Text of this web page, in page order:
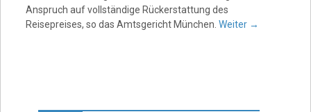
Anspruch auf vollständige Rückerstattung des
Reisepreises, so das Amtsgericht München. Weiter →